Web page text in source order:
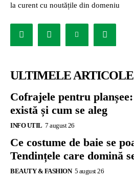
la curent cu noutățile din domeniu
ULTIMELE ARTICOLE
Cofrajele pentru
există și cum se aleg
INFO UTIL 7 august 26
Ce costume de baie se
Tendințele care domină
BEAUTY & FASHION 5 august 26